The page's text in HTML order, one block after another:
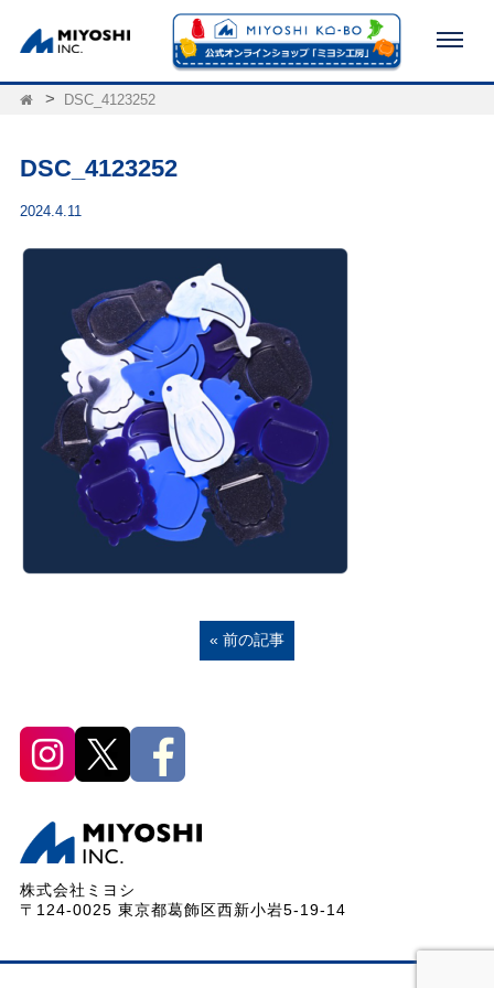
DSC_4123252
DSC_4123252
2024.4.11
« 前の記事
株式会社ミヨシ
〒124-0025 東京都葛飾区西新小岩5-19-14